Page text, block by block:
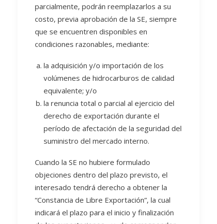
parcialmente, podrán reemplazarlos a su
costo, previa aprobación de la SE, siempre
que se encuentren disponibles en
condiciones razonables, mediante:
la adquisición y/o importación de los
volúmenes de hidrocarburos de calidad
equivalente; y/o
la renuncia total o parcial al ejercicio del
derecho de exportación durante el
período de afectación de la seguridad del
suministro del mercado interno.
Cuando la SE no hubiere formulado
objeciones dentro del plazo previsto, el
interesado tendrá derecho a obtener la
“Constancia de Libre Exportación”, la cual
indicará el plazo para el inicio y finalización